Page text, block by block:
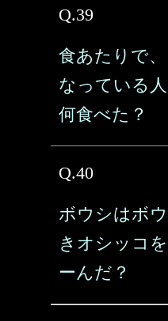
Q.39
食あたりで
なっている人
何食べた？
Q.40
ボウシはボ
きオシッコ
ーんだ？